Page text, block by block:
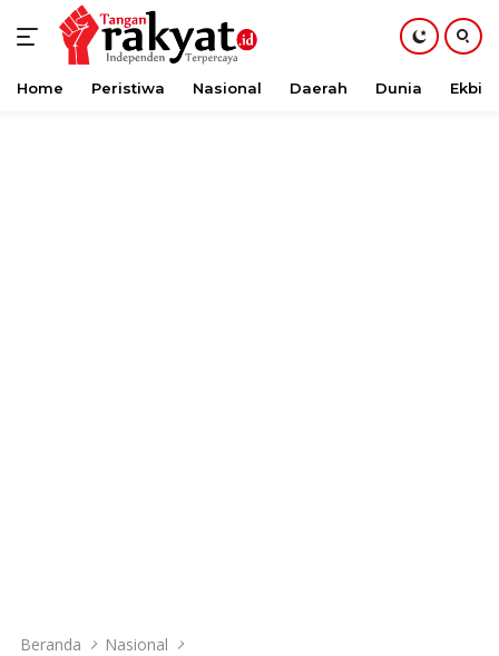
Langsung
Home Peristiwa Nasional Daerah Dunia Ekbis
Beranda Nasional